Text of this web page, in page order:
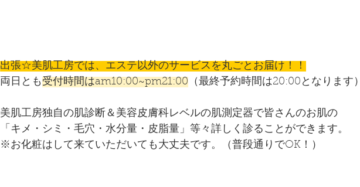
出張☆美肌工房では、エステ以外のサービスを丸ごとお届け！！
両日とも 受付時間はam10:00~pm21:00 （最終予約時間は20:00となります
美肌工房独自の肌診断＆美容皮膚科レベルの肌測定器で皆さんのお肌の
「キメ・シミ・毛穴・水分量・皮脂量」等々詳しく診ることができます。
※お化粧はして来ていただいても大丈夫です。（普段通りでOK！）